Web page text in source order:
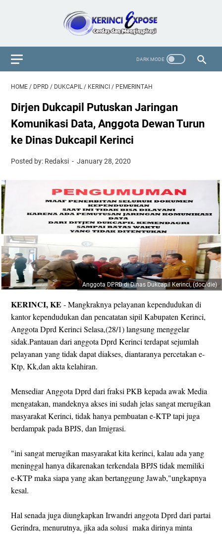
HOME / DPRD / DUKCAPIL / KERINCI / PEMERINTAH
Dirjen Dukcapil Putuskan Jaringan
Komunikasi Data, Anggota Dewan Turun
ke Dinas Dukcapil Kerinci
Posted by: Redaksi January 28, 2020
Anggota DPRD di Dinas Dukcapil Kerinci, (doc/die)
KERINCI, KE - Mangkraknya pelayanan kependudukan di
kantor kependudukan dan pencatatan sipil Kabupaten Kerinci,
Anggota Dprd Kerinci Selasa,(28/1) langsung menggelar
sidak.Pantauan dari anggota Dprd Kerinci terdapat sejumlah
pelayanan yang tidak dapat diakses, diantaranya percetakan e-
Ktp, Kk,dan akta kelahiran.
Mensediar Anggota Dprd dari fraksi PKB kepada awak Media
mengatakan, mandeknya akses ini sudah jelas sangat merugikan
masyarakat Kerinci, tidak hanya pembuatan e-KTP tapi juga
berdampak pada BPJS, dan Imigrasi.
"ini sangat merugikan masyarakat kita kerinci, kalau ada yang
meninggal hanya dikarenakan terkendala BPJS tidak memiliki
e-KTP maka siapa yang akan bertanggung Jawab,"ungkapnya
kesal.
Hal senada juga diungkapkan Irwandri anggota Dprd dari partai
Gerindra, menurutnya, jika ada solusi maka dirinya minta